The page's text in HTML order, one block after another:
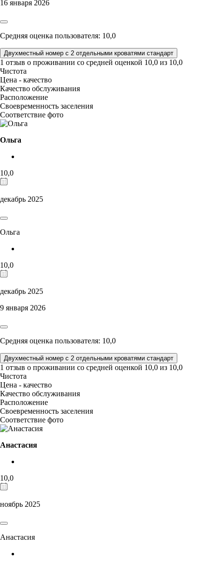
16 января 2026
Средняя оценка пользователя: 10,0
Двухместный номер с 2 отдельными кроватями стандарт
1 отзыв о проживании со средней оценкой 10,0 из 10,0
Чистота
Цена - качество
Качество обслуживания
Расположение
Своевременность заселения
Соответствие фото
Ольга
10,0
декабрь 2025
Ольга
10,0
декабрь 2025
9 января 2026
Средняя оценка пользователя: 10,0
Двухместный номер с 2 отдельными кроватями стандарт
1 отзыв о проживании со средней оценкой 10,0 из 10,0
Чистота
Цена - качество
Качество обслуживания
Расположение
Своевременность заселения
Соответствие фото
Анастасия
10,0
ноябрь 2025
Анастасия